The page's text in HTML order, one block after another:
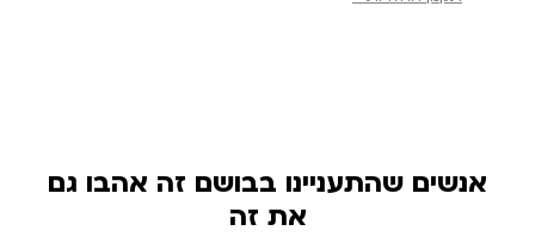
אנשים שהתעניינו בבושם זה אהבו גם
את זה